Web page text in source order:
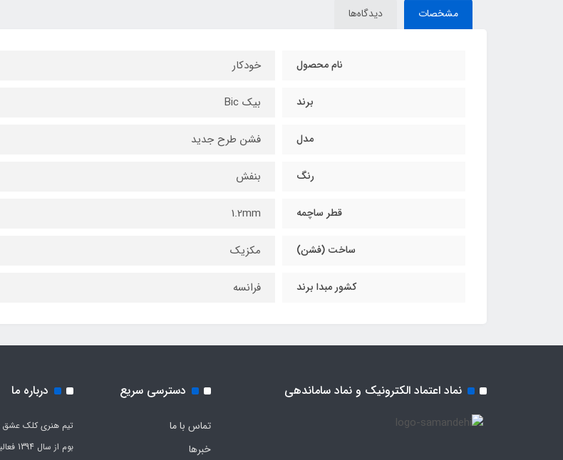
مشخصات دیدگاه‌ها
نام محصول خودکار
برند بیک Bic
مدل فشن طرح جدید
رنگ بنفش
قطر ساچمه 1.2mm
ساخت (فشن) مکزیک
کشور مبدا برند فرانسه
نماد اعتماد الکترونیک و نماد ساماندهی دسترسی سریع
تماس با ما
خبرها
درباره ما
تیم هنری کلک عشق
بوم